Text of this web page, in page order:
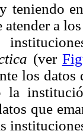
teniendo
a
(ver
los
la
que